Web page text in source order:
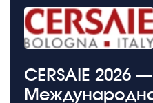
CERSAIE 2026